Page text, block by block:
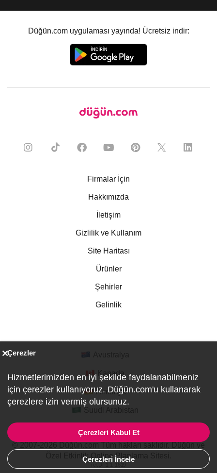
Düğün.com uygulaması yayında! Ücretsiz indir:
Firmalar İçin
Hakkımızda
İletişim
Gizlilik ve Kullanım
Site Haritası
Ürünler
Şehirler
Gelinlik
Kanada
Almanya
Özel Etkinlik Online Planlama Sitesi.
Çerezler
Hizmetlerimizden en iyi şekilde faydalanabilmeniz
için çerezler kullanıyoruz. Düğün.com'u kullanarak
çerezlere izin vermiş olursunuz.
Çerezleri Kabul Et
Çerezleri İncele